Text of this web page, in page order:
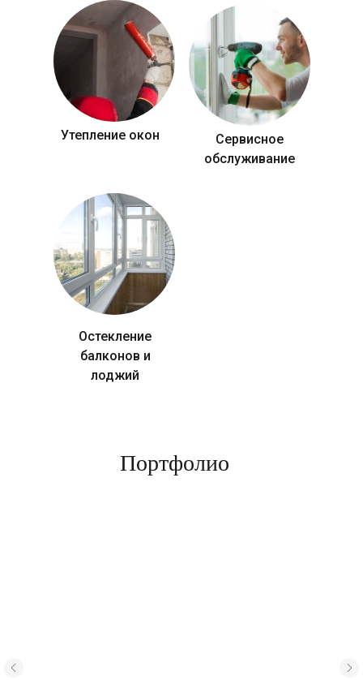
Утепление окон
Сервисное
обслуживание
Остекление
балконов и
лоджий
Портфолио